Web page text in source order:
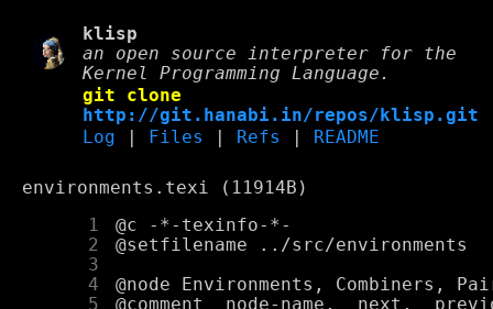
klisp
an open source interpreter for the
Kernel Programming Language.
git clone
http://git.hanabi.in/repos/klisp.git
Log
Files Refs README
environments.texi (11914B)
      1
      2
      3
      4
      5